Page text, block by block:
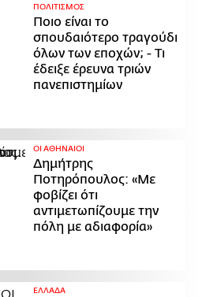
ΠΟΛΙΤΙΣΜΟΣ
Ποιο είναι το
σπουδαιότερο τραγούδι
όλων των εποχών; - Τι
έδειξε έρευνα τριών
πανεπιστημίων
ΟΙ ΑΘΗΝΑΙΟΙ
Δημήτρης
Ποτηρόπουλος: «Με
φοβίζει ότι
αντιμετωπίζουμε την
πόλη με αδιαφορία»
ΕΛΛΑΔΑ